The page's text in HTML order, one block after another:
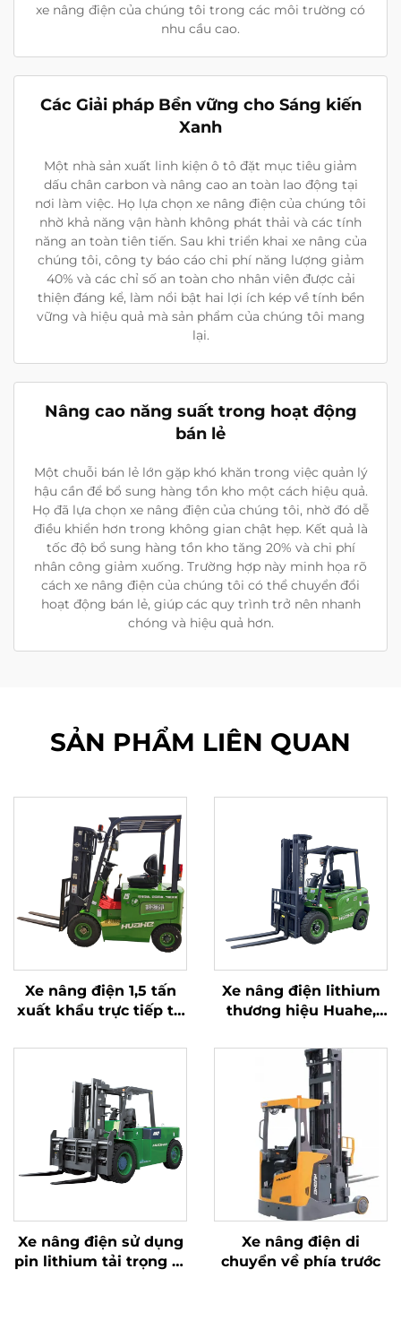
xe nâng điện của chúng tôi trong các môi trường có
nhu cầu cao.
Các Giải pháp Bền vững cho Sáng kiến
Xanh
Một nhà sản xuất linh kiện ô tô đặt mục tiêu giảm
dấu chân carbon và nâng cao an toàn lao động tại
nơi làm việc. Họ lựa chọn xe nâng điện của chúng tôi
nhờ khả năng vận hành không phát thải và các tính
năng an toàn tiên tiến. Sau khi triển khai xe nâng của
chúng tôi, công ty báo cáo chi phí năng lượng giảm
40% và các chỉ số an toàn cho nhân viên được cải
thiện đáng kể, làm nổi bật hai lợi ích kép về tính bền
vững và hiệu quả mà sản phẩm của chúng tôi mang
lại.
Nâng cao năng suất trong hoạt động
bán lẻ
Một chuỗi bán lẻ lớn gặp khó khăn trong việc quản lý
hậu cần để bổ sung hàng tồn kho một cách hiệu quả.
Họ đã lựa chọn xe nâng điện của chúng tôi, nhờ đó dễ
điều khiển hơn trong không gian chật hẹp. Kết quả là
tốc độ bổ sung hàng tồn kho tăng 20% và chi phí
nhân công giảm xuống. Trường hợp này minh họa rõ
cách xe nâng điện của chúng tôi có thể chuyển đổi
hoạt động bán lẻ, giúp các quy trình trở nên nhanh
chóng và hiệu quả hơn.
SẢN PHẨM LIÊN QUAN
Xe nâng điện 1,5 tấn
xuất khẩu trực tiếp từ
nhận CE, ISO và pin
địa hình
Xe nâng điện lithium
thương hiệu Huahe,
nhất; Xe nâng pin 2,5
tấn
Xe nâng điện sử dụng
pin lithium tải trọng 10
Xe nâng điện di
chuyển về phía trước